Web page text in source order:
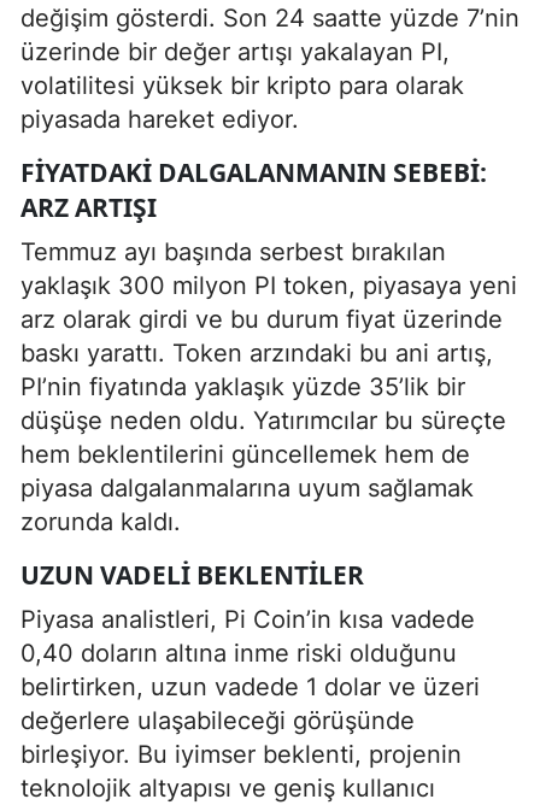
değişim gösterdi. Son 24 saatte yüzde 7’nin
üzerinde bir değer artışı yakalayan PI,
volatilitesi yüksek bir kripto para olarak
piyasada hareket ediyor.
FIYATDAKI DALGALANMANIN SEBEBI:
ARZ ARTIŞI
Temmuz ayı başında serbest bırakılan
yaklaşık 300 milyon PI token, piyasaya yeni
arz olarak girdi ve bu durum fiyat üzerinde
baskı yarattı. Token arzındaki bu ani artış,
PI’nin fiyatında yaklaşık yüzde 35’lik bir
düşüşe neden oldu. Yatırımcılar bu süreçte
hem beklentilerini güncellemek hem de
piyasa dalgalanmalarına uyum sağlamak
zorunda kaldı.
UZUN VADELI BEKLENTILER
Piyasa analistleri, Pi Coin’in kısa vadede
0,40 doların altına inme riski olduğunu
belirtirken, uzun vadede 1 dolar ve üzeri
değerlere ulaşabileceği görüşünde
birleşiyor. Bu iyimser beklenti, projenin
teknolojik altyapısı ve geniş kullanıcı